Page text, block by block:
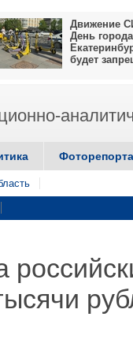
Движение
День города
будет